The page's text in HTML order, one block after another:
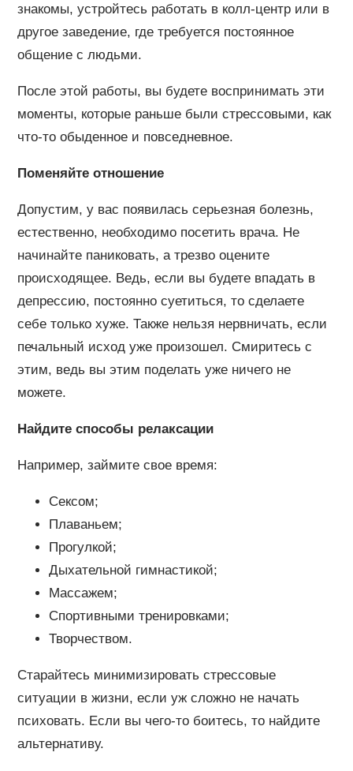
знакомы, устройтесь работать в колл-центр или в
другое заведение, где требуется постоянное
общение с людьми.
После этой работы, вы будете воспринимать эти
моменты, которые раньше были стрессовыми, как
что-то обыденное и повседневное.
Поменяйте отношение
Допустим, у вас появилась серьезная болезнь,
естественно, необходимо посетить врача. Не
начинайте паниковать, а трезво оцените
происходящее. Ведь, если вы будете впадать в
депрессию, постоянно суетиться, то сделаете
себе только хуже. Также нельзя нервничать, если
печальный исход уже произошел. Смиритесь с
этим, ведь вы этим поделать уже ничего не
можете.
Найдите способы релаксации
Например, займите свое время:
Сексом;
Плаваньем;
Прогулкой;
Дыхательной гимнастикой;
Массажем;
Спортивными тренировками;
Творчеством.
Старайтесь минимизировать стрессовые
ситуации в жизни, если уж сложно не начать
психовать. Если вы чего-то боитесь, то найдите
альтернативу.